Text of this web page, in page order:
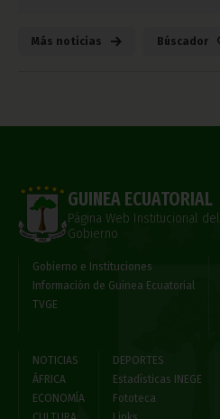
Más noticias Búscador
GUINEA ECUATORIAL
Página Web Institucional del
Gobierno
Gobierno e Instituciones
Información de Guinea Ecuatorial
TVGE
NOTICIAS
ÁFRICA
ECONOMÍA
DEPORTES
Estadísticas INEGE
Fototeca